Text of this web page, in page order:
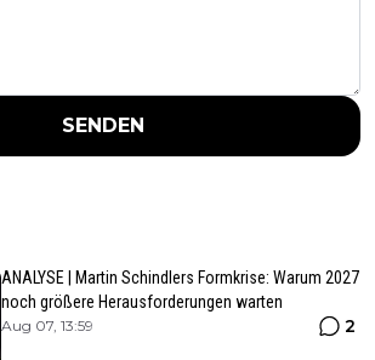
SENDEN
ANALYSE | Martin Schindlers Formkrise: Warum 2027
noch größere Herausforderungen warten
Aug 07, 13:59 2